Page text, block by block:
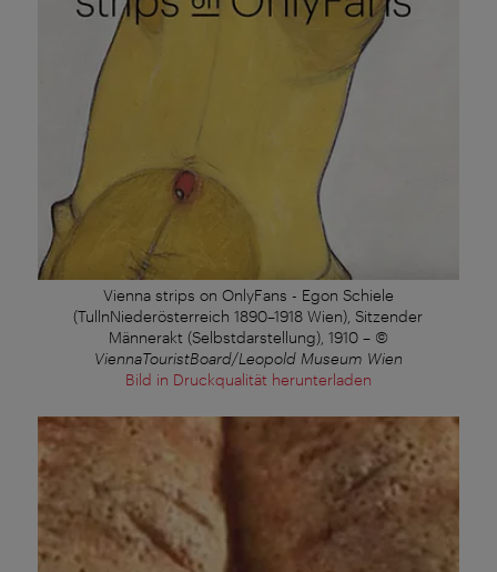
Vienna strips on OnlyFans - Egon Schiele
(TullnNiederösterreich 1890–1918 Wien), Sitzender
Männerakt (Selbstdarstellung), 1910 – ©
ViennaTouristBoard/Leopold Museum Wien
Bild in Druckqualität herunterladen